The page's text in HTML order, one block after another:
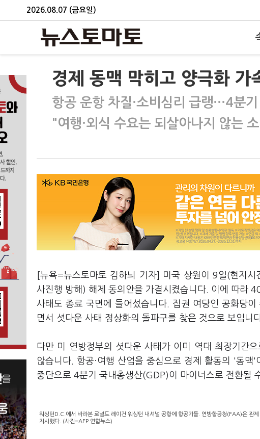
2026.08.07 (금요일)
경제 동맥 막히고 양극화
항공 운항 차질·소비심리 급랭…4분
"여행·외식 수요는 되살아나지 않는
[뉴욕=뉴스토마토 김하늬 기자] 미국 상원이 9일(현지
사진행 방해) 해제 동의안을 가결시켰습니다. 이에 따라
사태도 종료 국면에 들어섰습니다. 집권 여당인 공화당
면서 셧다운 사태 정상화의 돌파구를 찾은 것으로 보입니
다만 미 연방정부의 셧다운 사태가 이미 역대 최장기간
않습니다. 항공·여행 산업을 중심으로 경제 활동의 '동
중단으로 4분기 국내총생산(GDP)이 마이너스로 전환될
워싱턴D.C.에서 바라본 로널드 레이건 워싱턴 내셔널 공항에 항공기들. 연방항공청(FAA)은
지시했다. (사진=AFP 연합뉴스)